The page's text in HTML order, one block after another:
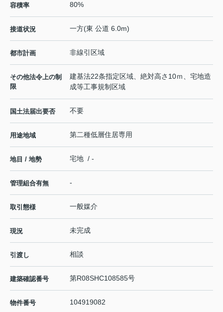
容積率 80%
接道状況 一方(東 公道 6.0m)
都市計画 非線引区域
その他法令上の制
限
建基法22条指定区域、絶対高さ10ｍ、宅地造
成等工事規制区域
国土法届出要否 不要
用途地域 第二種低層住居専用
地目 / 地勢 宅地 / -
管理組合有無 -
取引態様 一般媒介
現況 未完成
引渡し 相談
建築確認番号 第R08SHC108585号
物件番号 104919082